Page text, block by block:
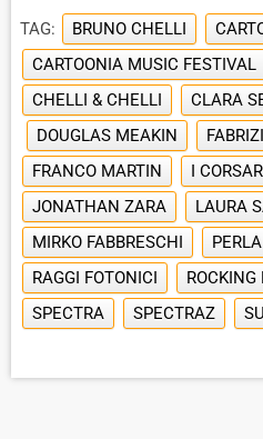
TAG: BRUNO CHELLI
CARTOONIA MUSIC FESTIVAL
CHELLI & CHELLI
CLARA
DOUGLAS MEAKIN
FRANCO MARTIN
I
JONATHAN ZARA
LAURA
MIRKO FABBRESCHI
RAGGI FOTONICI
ROCKING
SPECTRA
SPECTRAZ